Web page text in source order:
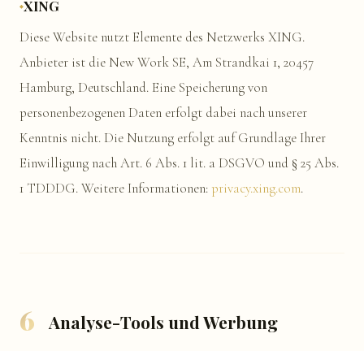
XING
Diese Website nutzt Elemente des Netzwerks XING.
Anbieter ist die New Work SE, Am Strandkai 1, 20457
Hamburg, Deutschland. Eine Speicherung von
personenbezogenen Daten erfolgt dabei nach unserer
Kenntnis nicht. Die Nutzung erfolgt auf Grundlage Ihrer
Einwilligung nach Art. 6 Abs. 1 lit. a DSGVO und § 25 Abs.
1 TDDDG. Weitere Informationen: privacy.xing.com.
6 Analyse-Tools und Werbung